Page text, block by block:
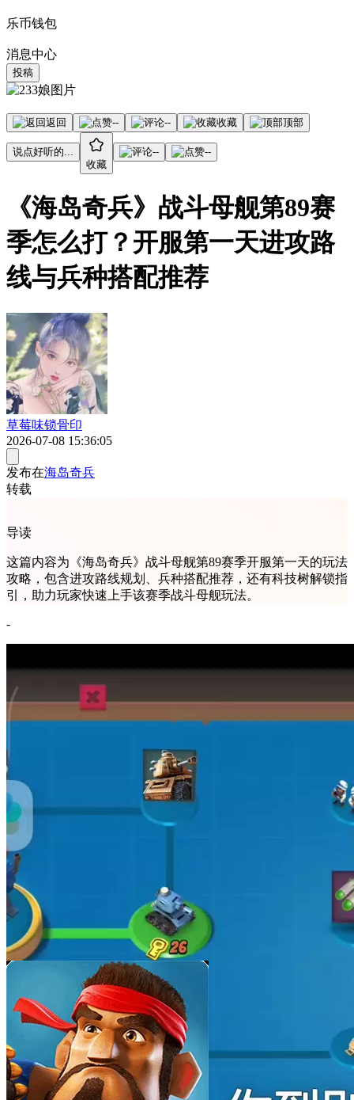
乐币钱包
消息中心
投稿
返回 -- -- 收藏 顶部
说点好听的...
收藏
-- --
《海岛奇兵》战斗母舰第89赛
季怎么打？开服第一天进攻路
线与兵种搭配推荐
草莓味锁骨印
2026-07-08 15:36:05
发布在海岛奇兵
转载
导读
这篇内容为《海岛奇兵》战斗母舰第89赛季开服第一天的玩法
攻略，包含进攻路线规划、兵种搭配推荐，还有科技树解锁指
引，助力玩家快速上手该赛季战斗母舰玩法。
-